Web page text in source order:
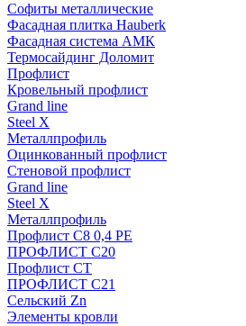
Софиты металлические
Фасадная плитка Hauberk
Фасадная система АМК
Термосайдинг Доломит
Профлист
Кровельный профлист
Grand line
Steel X
Металлпрофиль
Оцинкованный профлист
Стеновой профлист
Grand line
Steel X
Металлпрофиль
Профлист С8 0,4 РЕ
ПРОФЛИСТ С20
Профлист СТ
ПРОФЛИСТ С21
Сельский Zn
Элементы кровли